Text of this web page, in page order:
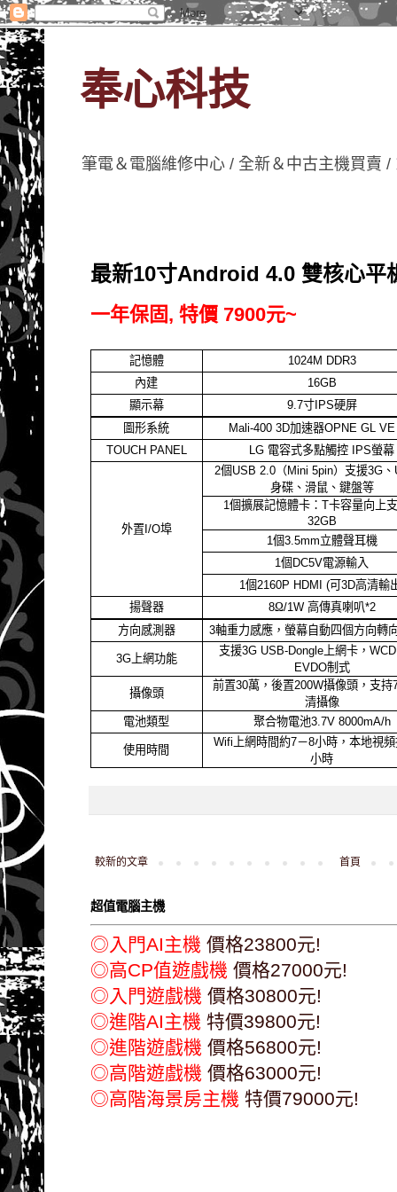
奉心科技
筆電＆電腦維修中心 / 全新＆中古主機買賣 /
最新10寸Android 4.0 雙核心平
一年保固, 特價 7900元~
記憶體
1024M DDR3
內建
16GB
顯示幕
9.7寸IPS硬屏
圖形系統 Mali-400 3D加速器OPNE GL
TOUCH PANEL
LG 電容式多點觸控 IPS螢幕
外置I/O埠
2個USB 2.0 （Mini 5pin）支援3G 、
身碟、滑鼠、鍵盤等
1個擴展記憶體卡： T卡容量向上
32GB
1個3.5mm立體聲耳機
1個DC5V電源輸入
1個2160P HDMI (可3D高清輸
揚聲器
8Ω/1W 高傳真喇叭*2
方向感測器 3軸重力感應，螢幕自動四個方向轉
3G 上網功能 支援3G USB-Dongle 上網卡，
EVDO制式
攝像頭
前置30萬，後置200W攝像頭，支持
清攝像
電池類型
聚合物電池3.7V 8000mA/h
使用時間 Wifi 上網時間約7－8小時，本地視
小時
較新的文章 首頁
超值電腦主機
◎入門AI主機 價格23800元!
◎高CP值遊戲機 價格27000元!
◎入門遊戲機 價格30800元!
◎進階AI主機 特價39800元!
◎進階遊戲機 價格56800元!
◎高階遊戲機 價格63000元!
◎高階海景房主機 特價79000元!